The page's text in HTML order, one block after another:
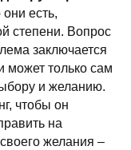
есть,
степени. Вопрос
заключается
может только сам
и желанию.
чтобы он
на
желания –